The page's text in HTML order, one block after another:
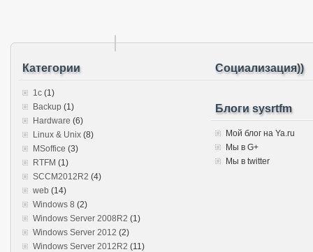
Категории
1c (1)
Backup (1)
Hardware (6)
Linux & Unix (8)
MSoffice (3)
RTFM (1)
SCCM2012R2 (4)
web (14)
Windows 8 (2)
Windows Server 2008R2 (1)
Windows Server 2012 (2)
Windows Server 2012R2 (11)
Социализация))
Блоги sysrtfm
Мой блог на Ya.ru
Мы в G+
Мы в twitter